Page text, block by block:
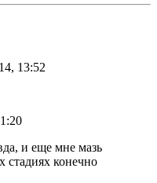
13:52
и еще мне мазь
стадиях конечно